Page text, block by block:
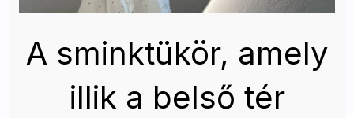
A sminktükör, amely
illik a belső tér